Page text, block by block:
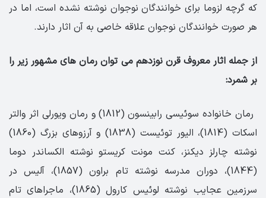
که گرچه لزوما برای خوانندگان نوجوان نوشته نشده است، اما در
هر صورت خوانندگان نوجوان علاقه خاصی به آن اثار دارند.
از جمله اثار معروف قرن نوزدهم می توان رمان های مشهور زیر را
بر شمرد:
رمان خانواده سوئیسی رابینسون (1812) و رمان ویورلی اثر والتر
اسکات (1814)، الیور توئیست (1838) و آرزوهای بزرگ (1860)
نوشته چارلز دیکنز، کنت مونت کریستو نوشته الکساندر دوما
(1844)، دوران مدرسه نوشته تام براون (1857)، آلیس در
سرزمین عجایب نوشته لوئیس کارول (1865)، ماجراهای تام